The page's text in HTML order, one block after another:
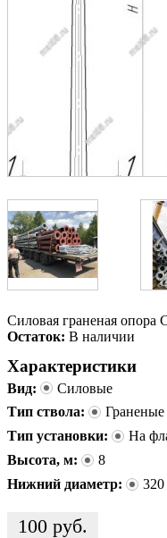
Силовая граненая
Остаток: В наличии
Характеристики
Вид:
Силовые
Тип ствола:
Граненые
Тип установки:
На
Высота, м:
8
Нижний диаметр:
320
100 руб.